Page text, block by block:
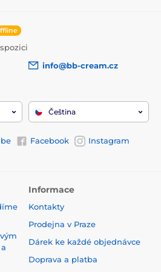
info@bb-cream.cz
Čeština
Facebook
Instagram
Informace
Kontakty
Prodejna v Praze
Dárek ke každé objednávce
Doprava a platba